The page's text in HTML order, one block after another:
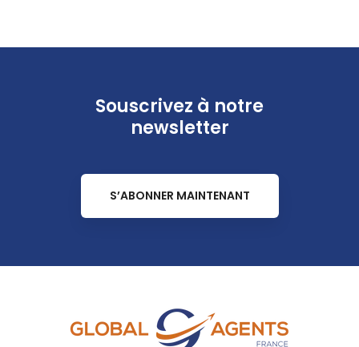
Souscrivez à notre
newsletter
S’ABONNER MAINTENANT